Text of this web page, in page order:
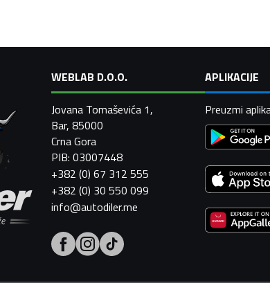
WEBLAB D.O.O.
Jovana Tomaševića 1,
Bar, 85000
Crna Gora
PIB: 03007448
+382 (0) 67 312 555
+382 (0) 30 550 099
info@autodiler.me
APLIKACIJE
Preuzmi